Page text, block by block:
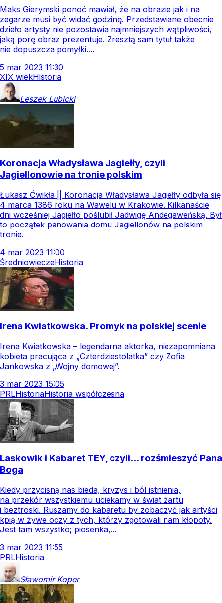
Maks Gierymski ponoć mawiał, że na obrazie jak i na
zegarze musi być widać godzinę. Przedstawiane obecnie
dzieło artysty nie pozostawia najmniejszych wątpliwości,
jaką porę obraz prezentuje. Zresztą sam tytuł także
nie dopuszcza pomyłki....
5 mar 2023 11:30
XIX wiekHistoria
Leszek Lubicki
Koronacja Władysława Jagiełły, czyli
Jagiellonowie na tronie polskim
Łukasz Ćwikła || Koronacja Władysława Jagiełły odbyła się
4 marca 1386 roku na Wawelu w Krakowie. Kilkanaście
dni wcześniej Jagiełło poślubił Jadwigę Andegaweńską. Był
to początek panowania domu Jagiellonów na polskim
tronie.
4 mar 2023 11:00
ŚredniowieczeHistoria
Irena Kwiatkowska. Promyk na polskiej scenie
Irena Kwiatkowska – legendarna aktorka, niezapomniana
kobieta pracująca z „Czterdziestolatka” czy Zofia
Jankowska z „Wojny domowej”.
3 mar 2023 15:05
PRLHistoriaHistoria współczesna
Laskowik i Kabaret TEY, czyli... rozśmieszyć Pana
Boga
Kiedy przycisną nas bieda, kryzys i ból istnienia,
na przekór wszystkiemu uciekamy w świat żartu
i beztroski. Ruszamy do kabaretu by zobaczyć jak artyści
kpią w żywe oczy z tych, którzy zgotowali nam kłopoty.
Jest tam wszystko; piosenka,...
3 mar 2023 11:55
PRLHistoria
Sławomir Koper